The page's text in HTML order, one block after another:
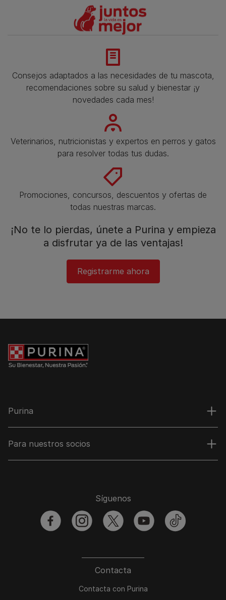
Consejos adaptados a las necesidades de tu mascota,
recomendaciones sobre su salud y bienestar ¡y
novedades cada mes!
Veterinarios, nutricionistas y expertos en perros y gatos
para resolver todas tus dudas.​
Promociones, concursos, descuentos y ofertas de
todas nuestras marcas.​
¡No te lo pierdas, únete a Purina y empieza
a disfrutar ya de las ventajas!​
Registrarme ahora
Purina
Para nuestros socios
Contacta
Contacta con Purina
Síguenos
facebookinstagramtwitter youtubetiktok